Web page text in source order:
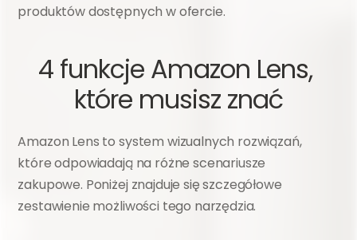
produktów dostępnych w ofercie.
4 funkcje Amazon Lens,
które musisz znać
Amazon Lens to system wizualnych rozwiązań,
które odpowiadają na różne scenariusze
zakupowe. Poniżej znajduje się szczegółowe
zestawienie możliwości tego narzędzia.